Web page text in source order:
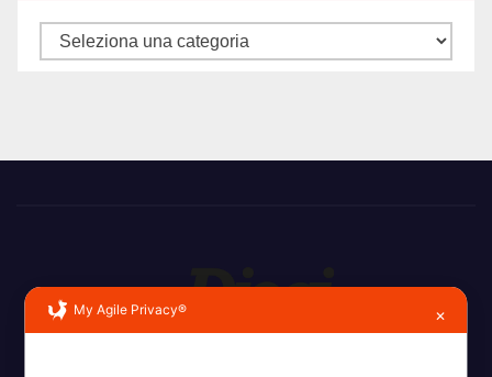
Categorie
My Agile Privacy® ✕